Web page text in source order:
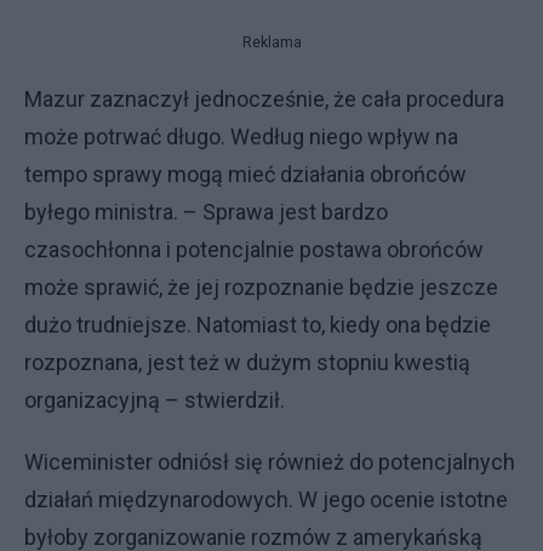
Reklama
Mazur zaznaczył jednocześnie, że cała procedura
może potrwać długo. Według niego wpływ na
tempo sprawy mogą mieć działania obrońców
byłego ministra. – Sprawa jest bardzo
czasochłonna i potencjalnie postawa obrońców
może sprawić, że jej rozpoznanie będzie jeszcze
dużo trudniejsze. Natomiast to, kiedy ona będzie
rozpoznana, jest też w dużym stopniu kwestią
organizacyjną – stwierdził.
Wiceminister odniósł się również do potencjalnych
działań międzynarodowych. W jego ocenie istotne
byłoby zorganizowanie rozmów z amerykańską